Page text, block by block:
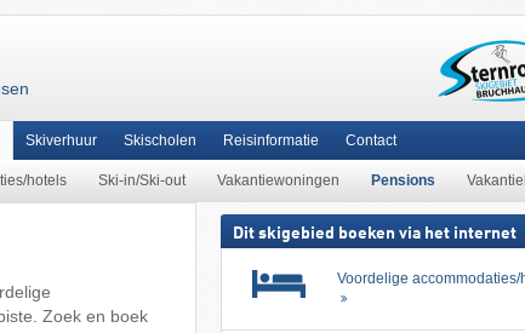
de
hotels Ski-in/Ski-out Vakantiewoningen Pensions
Skiverhuur Skischolen Reisinformatie Contact
Zoek en boek
Dit skigebied boeken via het internet
Voordelige accommodaties/